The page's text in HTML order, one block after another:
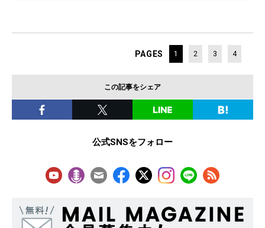
PAGES 1 2 3 4
この記事をシェア
公式SNSをフォロー